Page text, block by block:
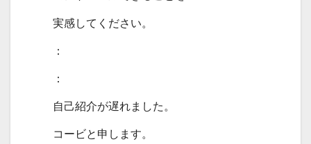
実感してください。
：
：
自己紹介が遅れました。
コービと申します。